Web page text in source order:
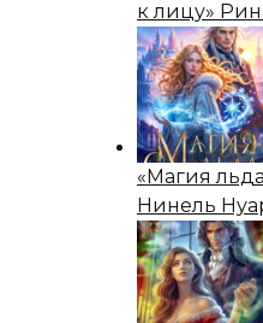
к лицу»
«Магия
Нинель